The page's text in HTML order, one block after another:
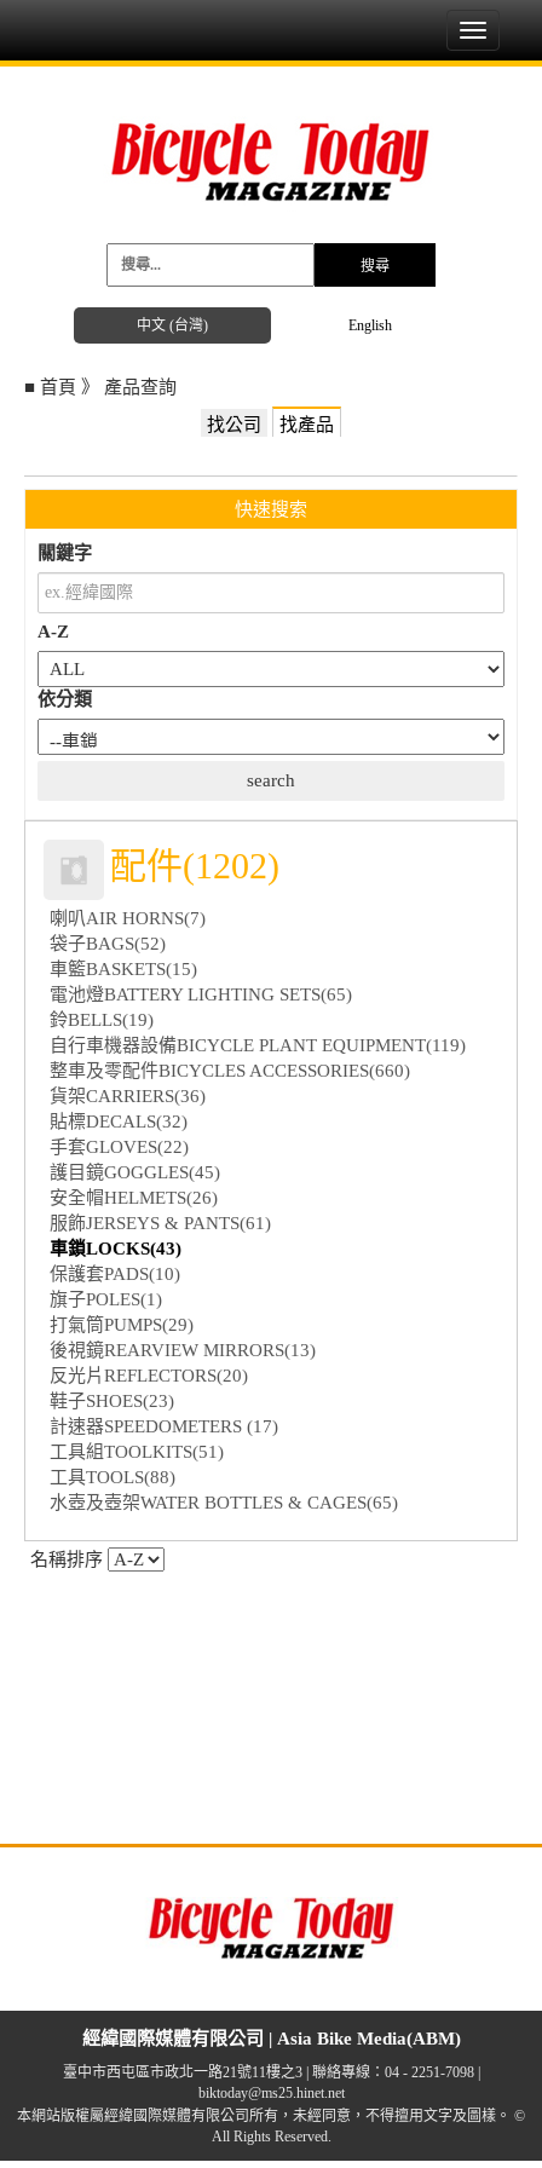
中文 (台灣) English
Toggle
■ 首頁 》
產品查詢
找公司
找產品
快速搜索
關鍵字
A-Z
依分類
配件(1202)
喇叭AIR HORNS(7)
袋子BAGS(52)
車籃BASKETS(15)
電池燈BATTERY LIGHTING SETS(65)
鈴BELLS(19)
自行車機器設備BICYCLE PLANT EQUIPMENT(119)
整車及零配件BICYCLES ACCESSORIES(660)
貨架CARRIERS(36)
貼標DECALS(32)
手套GLOVES(22)
護目鏡GOGGLES(45)
安全帽HELMETS(26)
服飾JERSEYS & PANTS(61)
車鎖LOCKS(43)
保護套PADS(10)
旗子POLES(1)
打氣筒PUMPS(29)
後視鏡REARVIEW MIRRORS(13)
反光片REFLECTORS(20)
鞋子SHOES(23)
計速器SPEEDOMETERS (17)
工具組TOOLKITS(51)
工具TOOLS(88)
水壺及壺架WATER BOTTLES & CAGES(65)
名稱排序
經緯國際媒體有限公司 | Asia Bike Media(ABM)
臺中市西屯區市政北一路21號11樓之3 | 聯絡專線：04 - 2251-7098 |
biktoday@ms25.hinet.net
本網站版權屬經緯國際媒體有限公司所有，未經同意，不得擅用文字及圖樣。 ©
All Rights Reserved.